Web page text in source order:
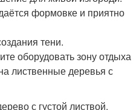
формовке и приятно
тени.
оборудовать зону отдыха
лиственные деревья с
с густой листвой.